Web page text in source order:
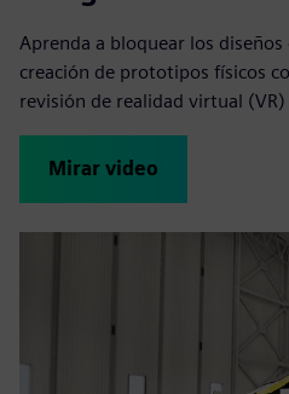
Aprenda a bloquear los
creación de prototipos físicos
revisión de realidad virtual
Mirar video